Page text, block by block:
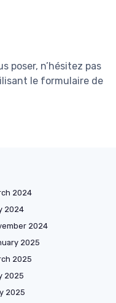
poser, n’hésitez pas
le formulaire de
2024
2024
2024
2025
2025
2025
2025